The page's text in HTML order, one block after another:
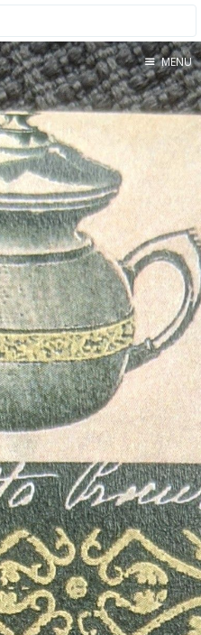
Home
About
★★★☆☆
★★☆☆☆
★☆☆☆☆
Meta
Privacy Policy
MENU